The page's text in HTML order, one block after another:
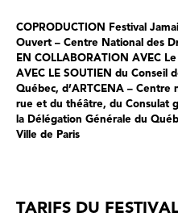
COPRODUCTION Festival
Ouvert – Centre National des
EN COLLABORATION AVEC
AVEC LE SOUTIEN du Conseil
Québec, d’ARTCENA –
rue et du théâtre, du Consulat
la Délégation Générale du
Ville de Paris
TARIFS DU